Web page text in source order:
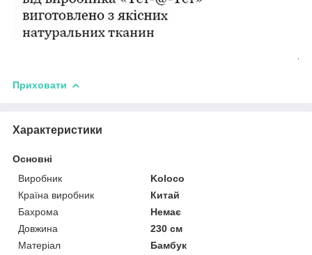
Приховати
Характеристики
Основні
Виробник
Koloco
Країна виробник
Китай
Бахрома
Немає
Довжина
230 см
Матеріал
Бамбук